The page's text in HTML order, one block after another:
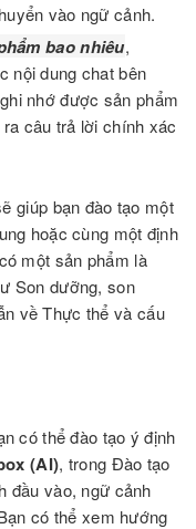
vào ngữ cảnh.
bao nhiêu,
nội dung chat bên
nhớ được sản phẩm
câu trả lời chính xác
giúp bạn đào tạo một
hoặc cùng một định
một sản phẩm là
Son dưỡng, son
về Thực thể và cấu
có thể đào tạo ý định
(AI), trong Đào tạo
đầu vào, ngữ cảnh
có thể xem hướng